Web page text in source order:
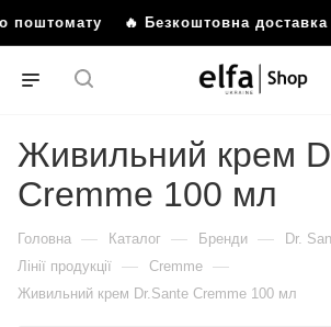
поштомату 🔥 Безкоштовна
Живильний крем
Cremme 100 мл
Головна — Каталог — Бренди — Dr.
Лінії продукції — Cremme —
Живильний крем Dr.Sante Cremme 100 мл